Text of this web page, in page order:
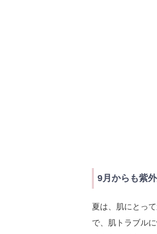
9月からも紫
夏は、肌にとっ
で、肌トラブル